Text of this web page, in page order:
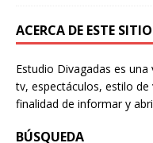
ACERCA DE ESTE SITIO
Estudio Divagadas es
tv, espectáculos, estilo de
finalidad de informar y
BÚSQUEDA